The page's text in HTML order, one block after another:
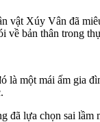
vật Xúy Vân đã
về bản thân trong
một mái ấm gia
đã lựa chọn sai